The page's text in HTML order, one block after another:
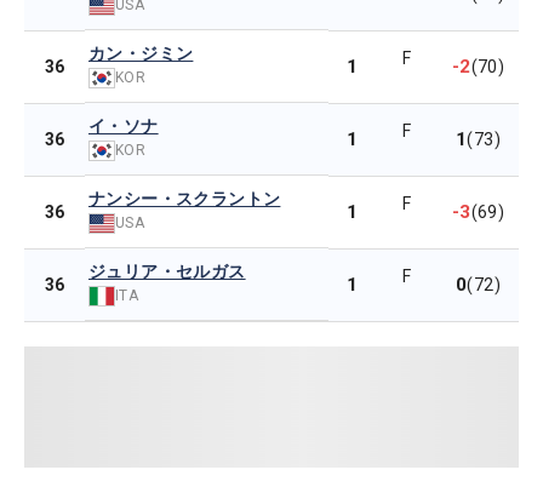
USA
36
カン・ジミン
KOR 1 F -2(70)
36
イ・ソナ
KOR 1 F 1(73)
36
ナンシー・スクラントン
USA 1 F -3(69)
36
ジュリア・セルガス
ITA 1 F 0(72)